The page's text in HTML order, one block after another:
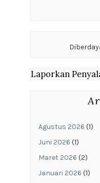
Laporkan
Agustus 2026 (1)
Juni 2026 (1)
Maret 2026 (2)
Januari 2026 (1)